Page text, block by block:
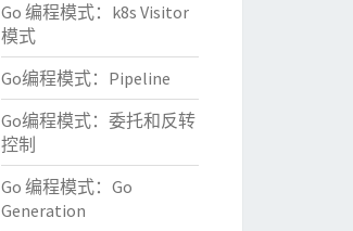
Go 编程模式：k8s Visitor
模式
Go编程模式：Pipeline
Go编程模式：委托和反转
控制
Go 编程模式：Go
Generation